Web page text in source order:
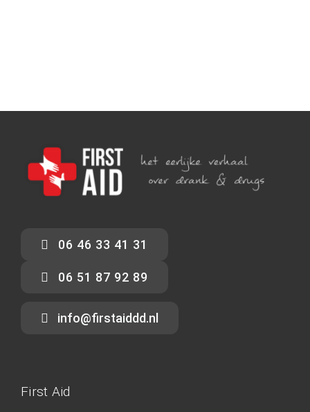
06 46 33 41 31
06 51 87 92 89
info@firstaiddd.nl
First Aid